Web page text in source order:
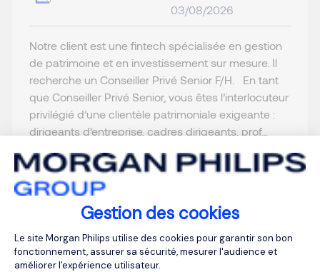
Gestion des cookies
Plateforme de Gestion du
Le site Morgan Philips utilise des cookies pour garantir son bon
fonctionnement, assurer sa sécurité, mesurer l'audience et
améliorer l'expérience utilisateur.
03/08/2026
Notre client est une fintech spécialisée en gestion
de patrimoine et en investissement sur mesure. Il
recherche un Conseiller Privé Senior F/H. En tant
que Conseiller Privé Senior, vous êtes l’interlocuteur
privilégié d’une clientèle patrimoniale exigeante :
dirigeants d’entreprise, cadres dirigeants, prof...